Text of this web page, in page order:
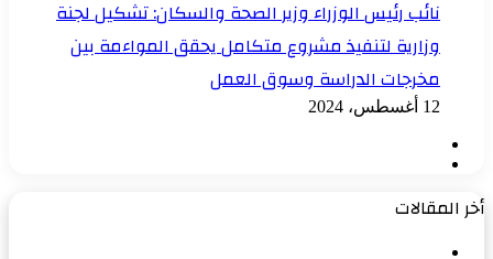
نائب رئيس الوزراء وزير الصحة والسكان: تشكيل لجنة
وزارية لتنفيذ مشروع متكامل يحقق المواءمة بين
مخرجات الدراسة وسوق العمل
12 أغسطس، 2024
أخر المقالات